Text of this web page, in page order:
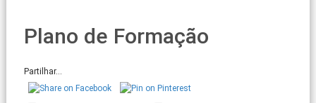
Plano de Formação
Partilhar...